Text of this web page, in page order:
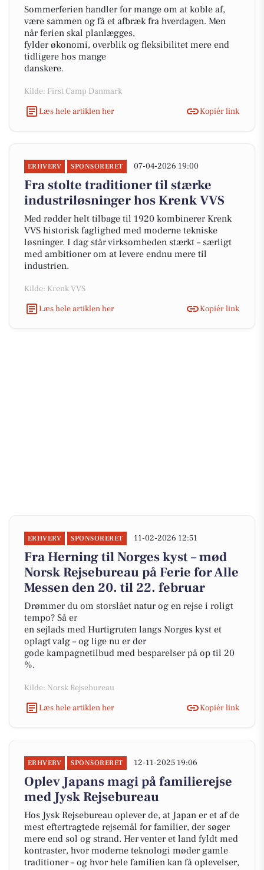
Sommerferien handler for mange om at koble af,
være sammen og få et afbræk fra hverdagen. Men
når ferien skal planlægges,
fylder økonomi, overblik og fleksibilitet mere end
tidligere hos mange
danskere.
Kilde: First Camp Danmark
Læs hele artiklen her
Kopiér link
ERHVERV SPONSORERET 07-04-2026 19:00
Fra stolte traditioner til stærke
industriløsninger hos Krenk VVS
Med rødder helt tilbage til 1920 kombinerer Krenk
VVS historisk faglighed med moderne tekniske
løsninger. I dag står virksomheden stærkt – særligt
med ambitioner om at levere endnu mere til
industrien.
Kilde: Krenk VVS
Læs hele artiklen her
Kopiér link
ERHVERV SPONSORERET 11-02-2026 12:51
Fra Herning til Norges kyst – mød
Norsk Rejsebureau på Ferie for Alle
Messen den 20. til 22. februar
Drømmer du om storslået natur og en rejse i roligt
tempo? Så er
en sejlads med Hurtigruten langs Norges kyst et
oplagt valg – og lige nu er der
gode kampagnetilbud med besparelser på op til 20
%.
Kilde: Norsk Rejsebureau
Læs hele artiklen her
Kopiér link
ERHVERV SPONSORERET 12-11-2025 19:06
Oplev Japans magi på familierejse
med Jysk Rejsebureau
Hos Jysk Rejsebureau oplever de, at Japan er et af de
mest eftertragtede rejsemål for familier, der søger
mere end sol og strand. Her venter et land fyldt med
kontraster, hvor moderne teknologi møder gamle
traditioner – og hvor hele familien kan få oplevelser,